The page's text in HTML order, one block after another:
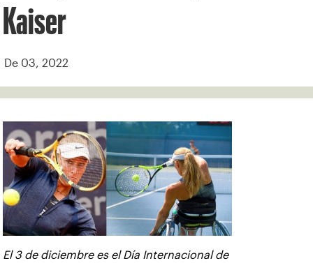
Kaiser
De 03, 2022
El 3 de diciembre es el Día Internacional de